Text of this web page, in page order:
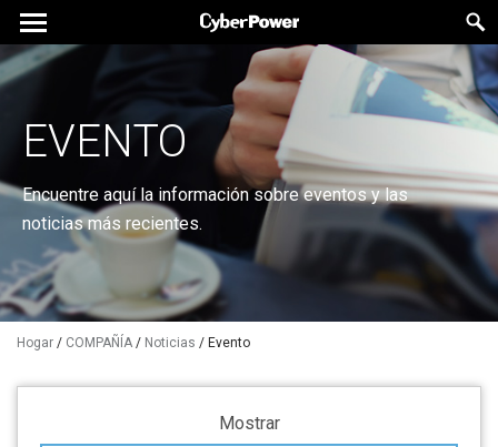
EVENTO
Encuentre aquí la información sobre eventos y las
noticias más recientes.
Hogar / COMPAÑÍA / Noticias / Evento
Mostrar